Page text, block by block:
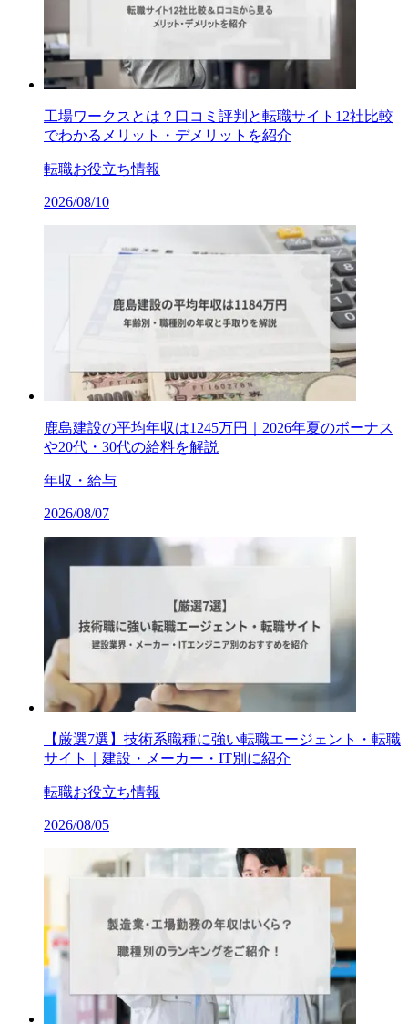
工場ワークスとは？口コミ評判と転職サイト12社比較
でわかるメリット・デメリットを紹介
転職お役立ち情報
2026/08/10
鹿島建設の平均年収は1245万円｜2026年夏のボーナス
や20代・30代の給料を解説
年収・給与
2026/08/07
【厳選7選】技術系職種に強い転職エージェント・転職
サイト｜建設・メーカー・IT別に紹介
転職お役立ち情報
2026/08/05